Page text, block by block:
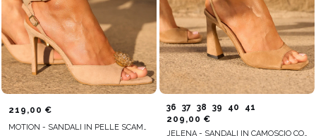
219,00 €
MOTION - SANDALI IN PELLE SCAMOSCIATA CON DECORAZIONI FLOREALI DORATE
36 37 38 39 40
41
209,00 €
JELENA - SANDALI IN CAMOSCIO CON LACCI